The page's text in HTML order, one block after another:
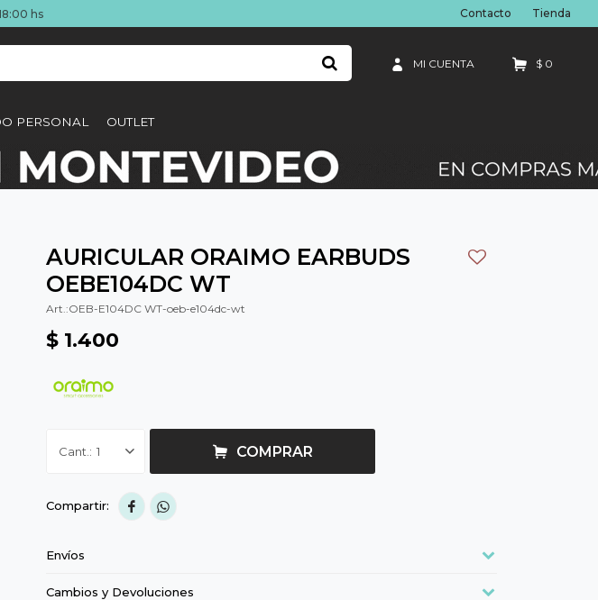
PERSONAL OUTLET
$ 0
hs Contacto Tienda
AURICULAR ORAIMO EARBUDS
OEBE104DC WT
OEB-E104DC WT-oeb-e104dc-wt
$ 1.400
1 COMPRAR
 
Envíos
Cambios y Devoluciones